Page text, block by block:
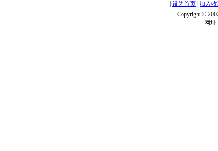
设为首页 加入
Copyright ©
网址